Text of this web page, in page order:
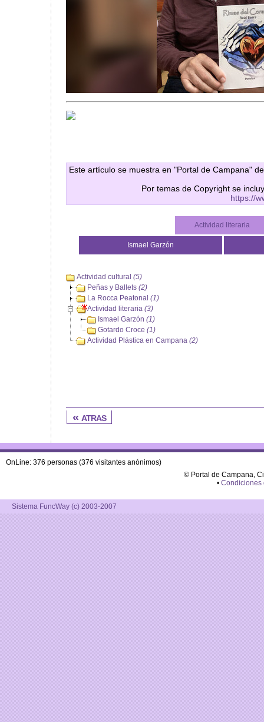
Este artículo se muestra en "Portal de Campana"
Por temas de Copyright se
https://
Actividad literaria
Ismael Garzón
Actividad cultural (5)
Peñas y Ballets (2)
La Rocca Peatonal (1)
Actividad literaria (3)
Ismael Garzón (1)
Gotardo Croce (1)
Actividad Plástica en Campana (2)
« atras
OnLine: 376 personas (376 visitantes anónimos)
© Portal de Campana,
• Condiciones
Sistema FuncWay (c) 2003-2007